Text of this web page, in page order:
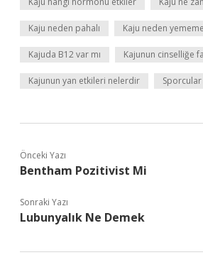
Kaju neden pahalı Kaju neden
Kajuda B12 var mı Kajunun cinselliğe
Kajunun yan etkileri nelerdir
Önceki Yazı
Bentham Pozitivist Mi
Sonraki Yazı
Lubunyalık Ne Demek